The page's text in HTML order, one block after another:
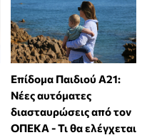
Επίδομα Παιδιού Α21:
Νέες αυτόματες
διασταυρώσεις από τον
ΟΠΕΚΑ - Τι θα ελέγχεται